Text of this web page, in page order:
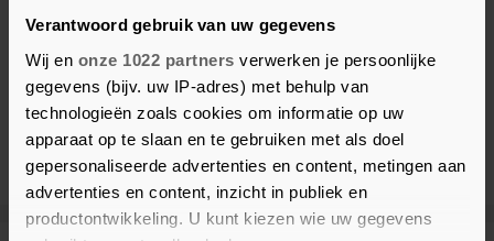
Verantwoord gebruik van uw gegevens
Wij en onze 1022 partners verwerken je persoonlijke
gegevens (bijv. uw IP-adres) met behulp van
technologieën zoals cookies om informatie op uw
apparaat op te slaan en te gebruiken met als doel
gepersonaliseerde advertenties en content, metingen aan
advertenties en content, inzicht in publiek en
productontwikkeling. U kunt kiezen wie uw gegevens